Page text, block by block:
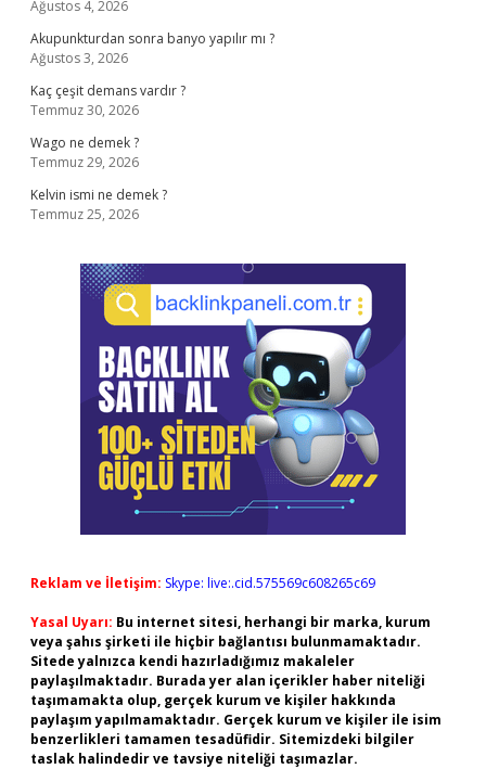
Ağustos 4, 2026
Akupunkturdan sonra banyo yapılır mı ?
Ağustos 3, 2026
Kaç çeşit demans vardır ?
Temmuz 30, 2026
Wago ne demek ?
Temmuz 29, 2026
Kelvin ismi ne demek ?
Temmuz 25, 2026
Reklam ve İletişim: Skype: live:.cid.575569c608265c69
Yasal Uyarı: Bu internet sitesi, herhangi bir marka, kurum
veya şahıs şirketi ile hiçbir bağlantısı bulunmamaktadır.
Sitede yalnızca kendi hazırladığımız makaleler
paylaşılmaktadır. Burada yer alan içerikler haber niteliği
taşımamakta olup, gerçek kurum ve kişiler hakkında
paylaşım yapılmamaktadır. Gerçek kurum ve kişiler ile isim
benzerlikleri tamamen tesadüfidir. Sitemizdeki bilgiler
taslak halindedir ve tavsiye niteliği taşımazlar.